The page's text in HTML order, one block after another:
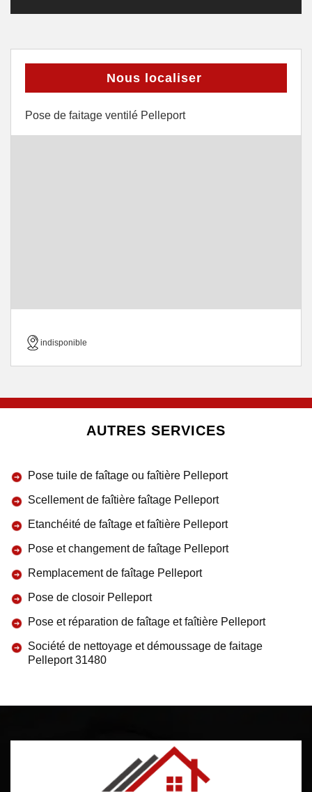
Nous localiser
Pose de faitage ventilé Pelleport
indisponible
AUTRES SERVICES
Pose tuile de faîtage ou faîtière Pelleport
Scellement de faîtière faîtage Pelleport
Etanchéité de faîtage et faîtière Pelleport
Pose et changement de faîtage Pelleport
Remplacement de faîtage Pelleport
Pose de closoir Pelleport
Pose et réparation de faîtage et faîtière Pelleport
Société de nettoyage et démoussage de faitage
Pelleport 31480